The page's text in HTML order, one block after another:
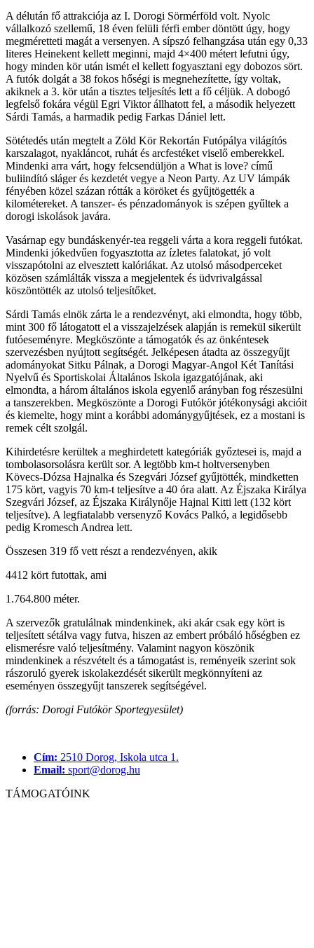
A délután fő attrakciója az I. Dorogi Sörmérföld volt. Nyolc
vállalkozó szellemű, 18 éven felüli férfi ember döntött úgy, hogy
megméretteti magát a versenyen. A sípszó felhangzása után egy 0,33
literes Heinekent kellett meginni, majd 4×400 métert lefutni úgy,
hogy minden kör után ismét el kellett fogyasztani egy dobozos sört.
A futók dolgát a 38 fokos hőségi is megnehezítette, így voltak,
akiknek a 3. kör után a tisztes teljesítés lett a fő céljük. A dobogó
legfelső fokára végül Egri Viktor állhatott fel, a második helyezett
Sárdi Tamás, a harmadik pedig Farkas Dániel lett.
Sötétedés után megtelt a Zöld Kör Rekortán Futópálya világítós
karszalagot, nyakláncot, ruhát és arcfestéket viselő emberekkel.
Mindenki arra várt, hogy felcsendüljön a What is love? című
buliindító sláger és kezdetét vegye a Neon Party. Az UV lámpák
fényében közel százan rótták a köröket és gyűjtögették a
kilométereket. A tanszer- és pénzadományok is szépen gyűltek a
dorogi iskolások javára.
Vasárnap egy bundáskenyér-tea reggeli várta a kora reggeli futókat.
Mindenki jókedvűen fogyasztotta az ízletes falatokat, jó volt
visszapótolni az elvesztett kalóriákat. Az utolsó másodperceket
közösen számlálták vissza a megjelentek és üdvrivalgással
köszöntötték az utolsó teljesítőket.
Sárdi Tamás elnök zárta le a rendezvényt, aki elmondta, hogy több,
mint 300 fő látogatott el a visszajelzések alapján is remekül sikerült
futóeseményre. Megköszönte a támogatók és az önkéntesek
szervezésben nyújtott segítségét. Jelképesen átadta az összegyűjt
adományokat Sitku Pálnak, a Dorogi Magyar-Angol Két Tanítási
Nyelvű és Sportiskolai Általános Iskola igazgatójának, aki
elmondta, a három általános iskola egyenlő arányban fog részesülni
a tanszerekben. Megköszönte a Dorogi Futókör jótékonysági akcióit
és kiemelte, hogy mint a korábbi adománygyűjtések, ez a mostani is
remek célt szolgál.
Kihirdetésre kerültek a meghirdetett kategóriák győztesei is, majd a
tombolasorsolásra került sor. A legtöbb km-t holtversenyben
Kövecs-Dózsa Hajnalka és Szegvári József gyűjtötték, mindketten
175 kört, vagyis 70 km-t teljesítve a 40 óra alatt. Az Éjszaka Királya
Szegvári József, az Éjszaka Királynője Hajnal Kitti lett (132 kört
teljesítve). A legfiatalabb versenyző Kovács Palkó, a legidősebb
pedig Kromesch Andrea lett.
Összesen 319 fő vett részt a rendezvényen, akik
4412 kört futottak, ami
1.764.800 méter.
A szervezők gratulálnak mindenkinek, aki akár csak egy kört is
teljesített sétálva vagy futva, hiszen az embert próbáló hőségben ez
elismerésre való teljesítmény. Valamint nagyon köszönik
mindenkinek a részvételt és a támogatást is, reményeik szerint sok
rászoruló gyerek iskolakezdését sikerült megkönnyíteni az
eseményen összegyűjt tanszerek segítségével.
(forrás: Dorogi Futókör Sportegyesület)
Cím: 2510 Dorog, Iskola utca 1.
Email: sport@dorog.hu
TÁMOGATÓINK